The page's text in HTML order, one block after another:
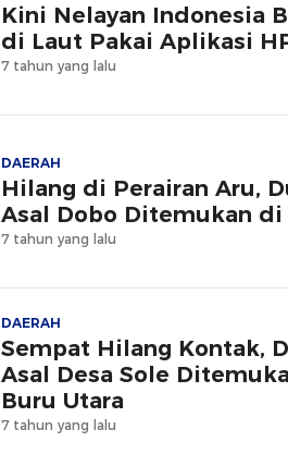
Kini Nelayan Indonesia
di Laut Pakai Aplikasi
7 tahun yang lalu
DAERAH
Hilang di Perairan Aru,
Asal Dobo Ditemukan di
7 tahun yang lalu
DAERAH
Sempat Hilang Kontak,
Asal Desa Sole
Buru Utara
7 tahun yang lalu